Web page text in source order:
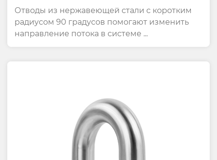
Встык, Шлифованные На 90°
Отводы из нержавеющей стали с коротким
радиусом 90 градусов помогают изменить
направление потока в системе ...